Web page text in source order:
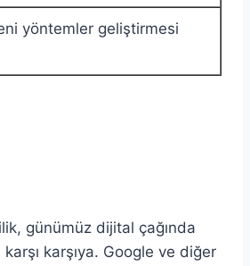
yöntemler geliştirmesi
günümüz dijital çağında
karşıya. Google ve diğer